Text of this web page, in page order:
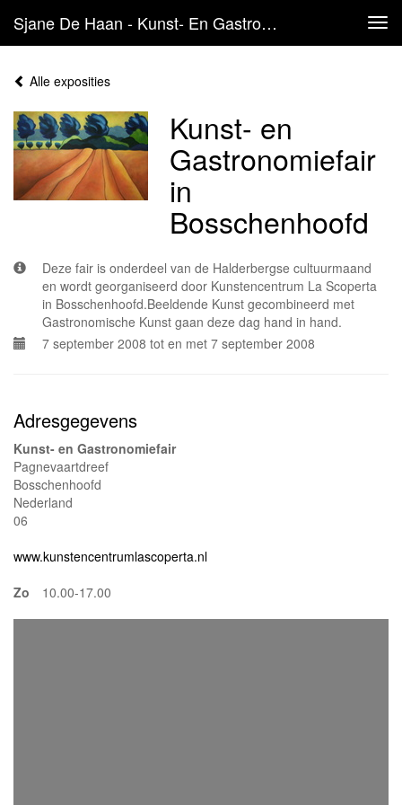
Sjane De Haan - Kunst- En Gastronomiefair In Bosschenhoofd
Alle exposities
Kunst- en
Gastronomiefair
in
Bosschenhoofd
Deze fair is onderdeel van de Halderbergse cultuurmaand
en wordt georganiseerd door Kunstencentrum La Scoperta
in Bosschenhoofd.Beeldende Kunst gecombineerd met
Gastronomische Kunst gaan deze dag hand in hand.
7 september 2008 tot en met 7 september 2008
Adresgegevens
Kunst- en Gastronomiefair
Pagnevaartdreef
Bosschenhoofd
Nederland
06
www.kunstencentrumlascoperta.nl
Zo
10.00-17.00